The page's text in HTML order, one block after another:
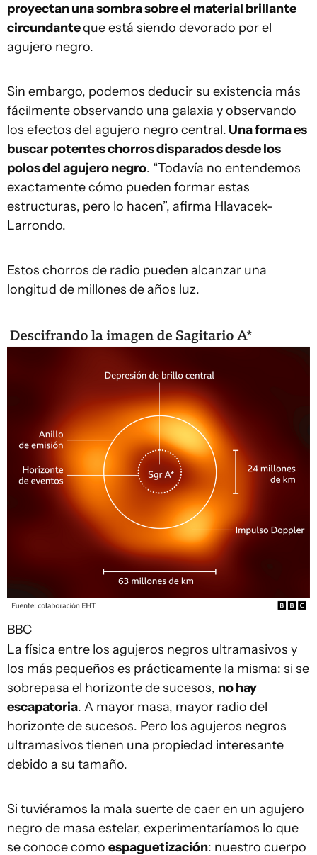
proyectan una sombra sobre el material brillante
circundanteque está siendo devorado por el
agujero negro.
Sin embargo, podemos deducir su existencia más
fácilmente observando una galaxia y observando
los efectos del agujero negro central.Una forma es
buscar potentes chorros disparados desde los
polos del agujero negro. “Todavía no entendemos
exactamente cómo pueden formar estas
estructuras, pero lo hacen”, afirma Hlavacek-
Larrondo.
Estos chorros de radio pueden alcanzar una
longitud de millones de años luz.
BBC
La física entre los agujeros negros ultramasivos y
los más pequeños es prácticamente la misma: si se
sobrepasa el horizonte de sucesos, no hay
escapatoria. A mayor masa, mayor radio del
horizonte de sucesos. Pero los agujeros negros
ultramasivos tienen una propiedad interesante
debido a su tamaño.
Si tuviéramos la mala suerte de caer en un agujero
negro de masa estelar, experimentaríamos lo que
se conoce como espaguetización: nuestro cuerpo